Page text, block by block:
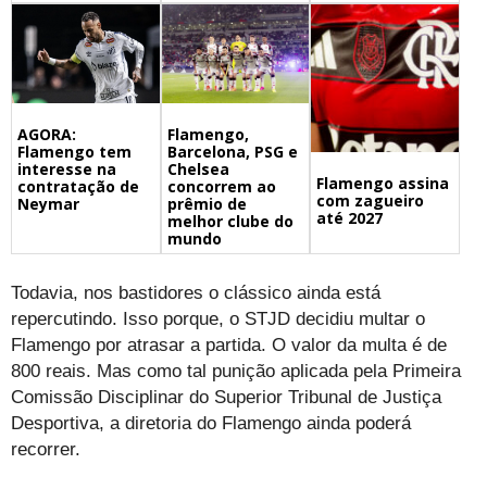
AGORA:
Flamengo tem
interesse na
contratação de
Neymar
Flamengo,
Barcelona, PSG e
Chelsea
concorrem ao
prêmio de
melhor clube do
mundo
Flamengo assina
com zagueiro
até 2027
Todavia, nos bastidores o clássico ainda está
repercutindo. Isso porque, o STJD decidiu multar o
Flamengo por atrasar a partida. O valor da multa é de
800 reais. Mas como tal punição aplicada pela Primeira
Comissão Disciplinar do Superior Tribunal de Justiça
Desportiva, a diretoria do Flamengo ainda poderá
recorrer.